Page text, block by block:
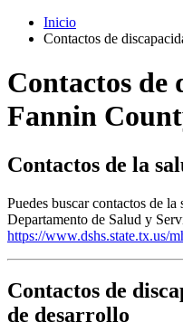
Inicio
Contactos de
Contactos de
Fannin
Contactos de la
Puedes buscar contactos de
Departamento de Salud y
https://www.dshs.state.tx.us/
Contactos de
de desarrollo